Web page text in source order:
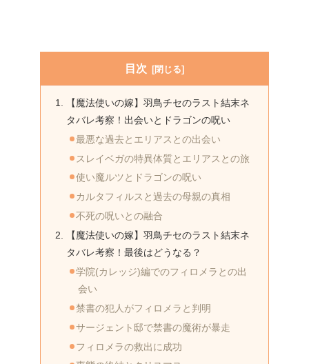
目次
【魔法使いの嫁】羽鳥チセのラスト結末ネ
タバレ考察！出会いとドラゴンの呪い
最悪な過去とエリアスとの出会い
スレイベガの特異体質とエリアスとの旅
使い魔ルツとドラゴンの呪い
カルタフィルスと過去の母親の真相
不死の呪いとの融合
【魔法使いの嫁】羽鳥チセのラスト結末ネ
タバレ考察！最後はどうなる？
学院(カレッジ)編でのフィロメラとの出
会い
禁書の犯人がフィロメラと判明
サージェント邸で禁書の魔術が暴走
フィロメラの救出に成功